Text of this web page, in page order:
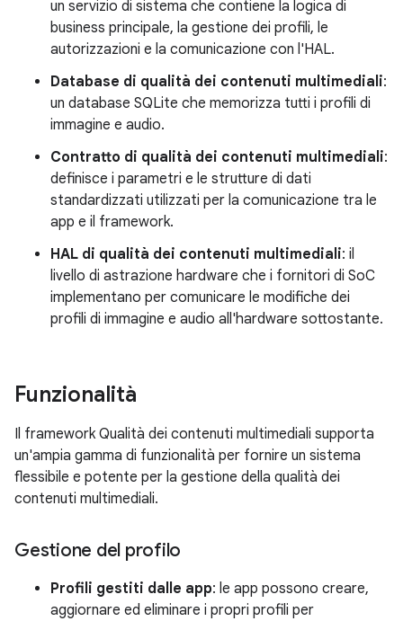
un servizio di sistema che contiene la logica di
business principale, la gestione dei profili, le
autorizzazioni e la comunicazione con l'HAL.
Database di qualità dei contenuti multimediali:
un database SQLite che memorizza tutti i profili di
immagine e audio.
Contratto di qualità dei contenuti multimediali:
definisce i parametri e le strutture di dati
standardizzati utilizzati per la comunicazione tra le
app e il framework.
HAL di qualità dei contenuti multimediali: il
livello di astrazione hardware che i fornitori di SoC
implementano per comunicare le modifiche dei
profili di immagine e audio all'hardware sottostante.
Funzionalità
Il framework Qualità dei contenuti multimediali supporta
un'ampia gamma di funzionalità per fornire un sistema
flessibile e potente per la gestione della qualità dei
contenuti multimediali.
Gestione del profilo
Profili gestiti dalle app: le app possono creare,
aggiornare ed eliminare i propri profili per